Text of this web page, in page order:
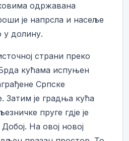
одржавана
је напрсла и насеље
у долину.
страни преко
кућама испуњен
Српске
Затим је градња кућа
пруге гдје је
На овој новој